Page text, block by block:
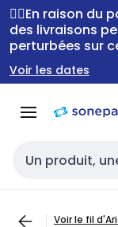
Passer à la
navigation
Passer
au
🚴‍♂️En raison du
des livraisons
perturbées sur
Voir les dates
Entrée de
Voir le fil